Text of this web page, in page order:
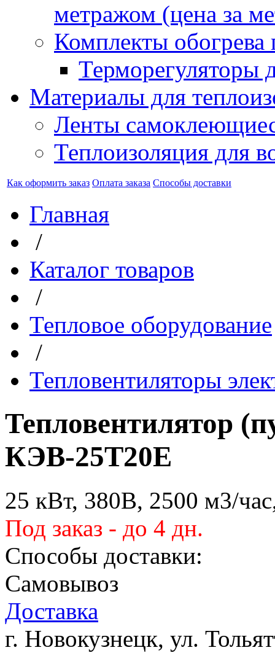
метражом (цена за
Комплекты обогрева
Терморегуляторы
Материалы для
Ленты
Теплоизоляция для
Как оформить заказ Оплата заказа Способы доставки
Главная
/
Каталог товаров
/
Тепловое оборудование
/
Тепловентиляторы
Тепловентилятор
КЭВ-25Т20Е
25 кВт, 380В, 2500 м3/
Под заказ - до 4 дн.
Способы доставки:
Самовывоз
Доставка
г. Новокузнецк, ул.